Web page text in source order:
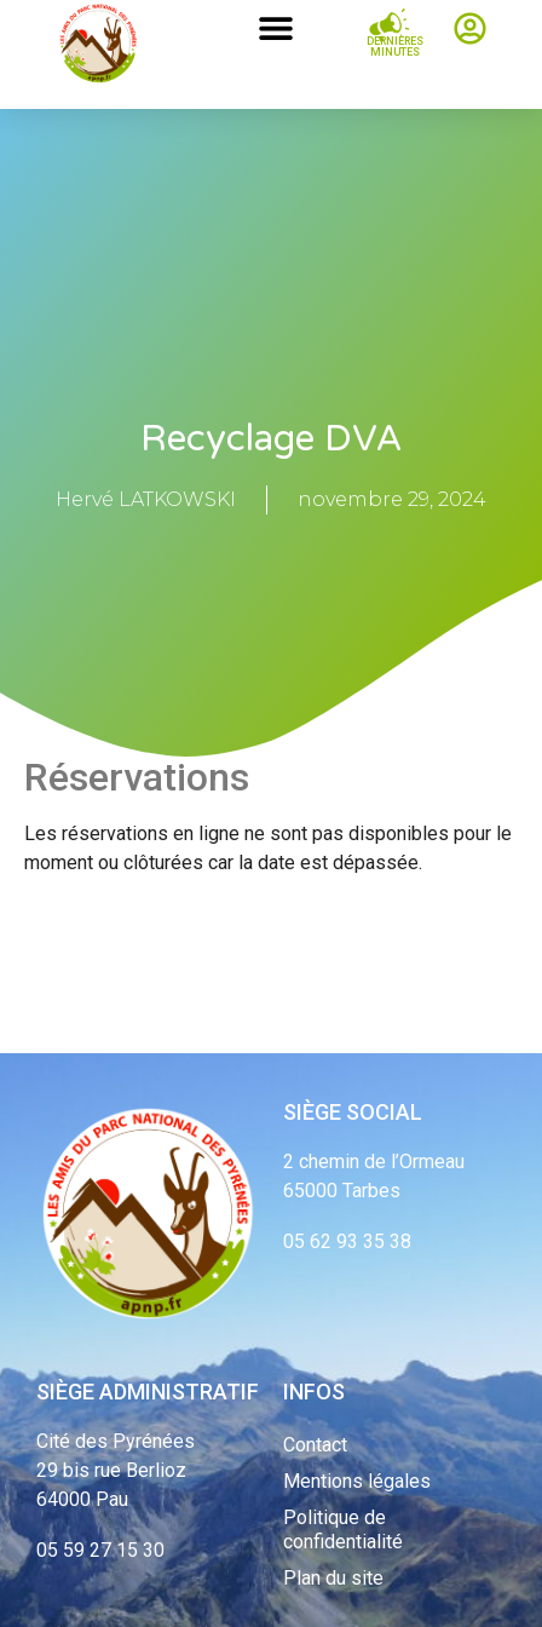
DERNIÈRES
MINUTES
Recyclage DVA
Hervé LATKOWSKI novembre 29, 2024
Réservations
Les réservations en ligne ne sont pas disponibles pour le
moment ou clôturées car la date est dépassée.
SIÈGE SOCIAL
2 chemin de l’Ormeau
65000 Tarbes
05 62 93 35 38
SIÈGE ADMINISTRATIF
Cité des Pyrénées
29 bis rue Berlioz
64000 Pau
05 59 27 15 30
INFOS
Contact
Mentions légales
Politique de
confidentialité
Plan du site